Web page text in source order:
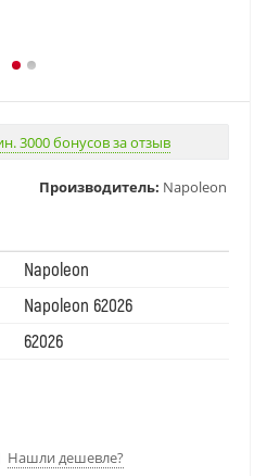
3000 бонусов за отзыв
Производитель: Napoleon
Napoleon
Napoleon 62026
62026
Нашли дешевле?